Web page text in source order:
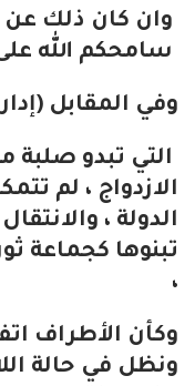
وان كان ذلك عن
سامحكم الله
وفي المقابل
التي تبدو صلبة
الازدواج ، لم
الدولة ،
تبنوها كجماعة
،
وكأن الأطراف
ونظل في حالة